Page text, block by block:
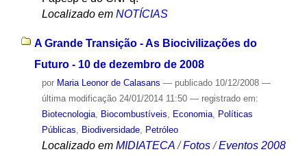
Localizado em NOTÍCIAS
A Grande Transição - As Biocivilizações do
Futuro - 10 de dezembro de 2008
por Maria Leonor de Calasans — publicado10/12/2008 —
última modificação24/01/2014 11:50 — registrado em:
Biotecnologia, Biocombustíveis, Economia, Políticas
Públicas, Biodiversidade, Petróleo
Localizado em MIDIATECA /Fotos /Eventos 2008